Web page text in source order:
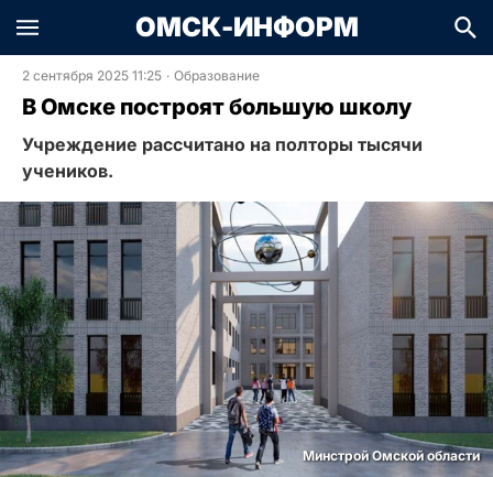
ОМСК-ИНФОРМ
2 сентября 2025 11:25 · Образование
В Омске построят большую школу
Учреждение рассчитано на полторы тысячи
учеников.
Минстрой Омской области